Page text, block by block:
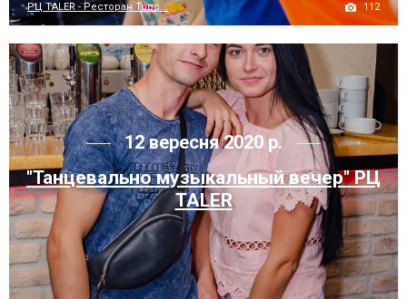
РЦ TALER - Ресторан Торс... 112
12 вересня 2020 р.
"Танцевально музыкальный вечер" РЦ
TALER